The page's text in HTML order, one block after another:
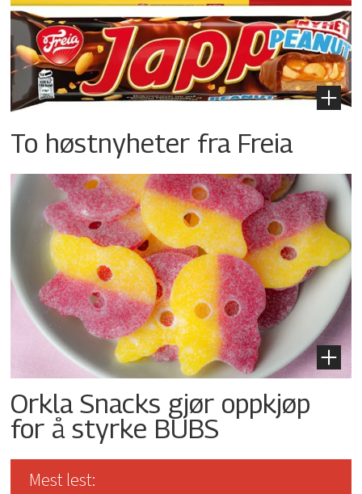
To høstnyheter fra Freia
Orkla Snacks gjør oppkjøp
for å styrke BUBS
Mest lest: